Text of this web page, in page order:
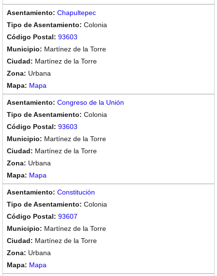
Chapultepec
Colonia
93603
Martínez de la Torre
Martínez de la Torre
Urbana
Mapa
Congreso de la Unión
Colonia
93603
Martínez de la Torre
Martínez de la Torre
Urbana
Mapa
Constitución
Colonia
93607
Martínez de la Torre
Martínez de la Torre
Urbana
Mapa